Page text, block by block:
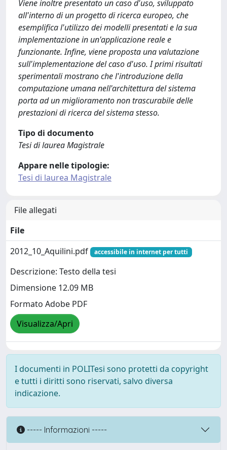
Viene inoltre presentato un caso d'uso, sviluppato
all'interno di un progetto di ricerca europeo, che
esemplifica l'utilizzo dei modelli presentati e la sua
implementazione in un'applicazione reale e
funzionante. Infine, viene proposta una valutazione
sull'implementazione del caso d'uso. I primi risultati
sperimentali mostrano che l'introduzione della
computazione umana nell'architettura del sistema
porta ad un miglioramento non trascurabile delle
prestazioni di ricerca del sistema stesso.
Tipo di documento
Tesi di laurea Magistrale
Appare nelle tipologie:
Tesi di laurea Magistrale
File allegati
File
2012_10_Aquilini.pdf
accessibile in internet per tutti
Descrizione: Testo della tesi
Dimensione 12.09 MB
Formato Adobe PDF
Visualizza/Apri
I documenti in POLITesi sono protetti da copyright
e tutti i diritti sono riservati, salvo diversa
indicazione.
----- Informazioni -----